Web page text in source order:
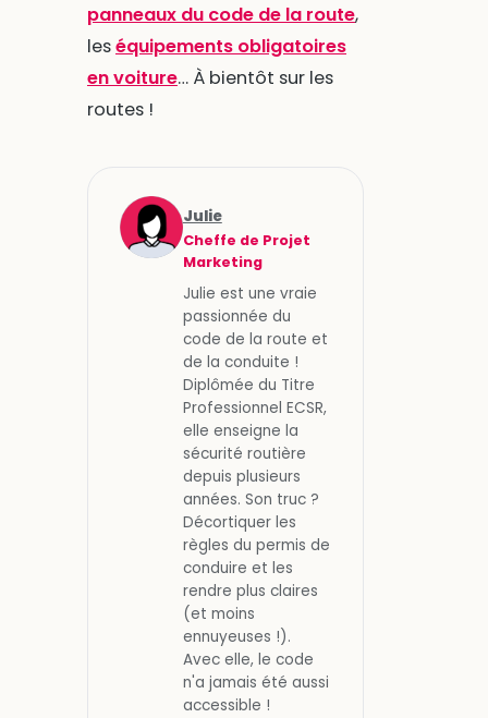
panneaux du code de la route,
leséquipements obligatoires
en voiture… À bientôt sur les
routes !
Julie
Cheffe de Projet
Marketing
Julie est une vraie
passionnée du
code de la route et
de la conduite !
Diplômée du Titre
Professionnel ECSR,
elle enseigne la
sécurité routière
depuis plusieurs
années. Son truc ?
Décortiquer les
règles du permis de
conduire et les
rendre plus claires
(et moins
ennuyeuses !).
Avec elle, le code
n'a jamais été aussi
accessible !